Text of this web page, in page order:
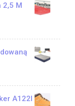
2,5 M
A122I